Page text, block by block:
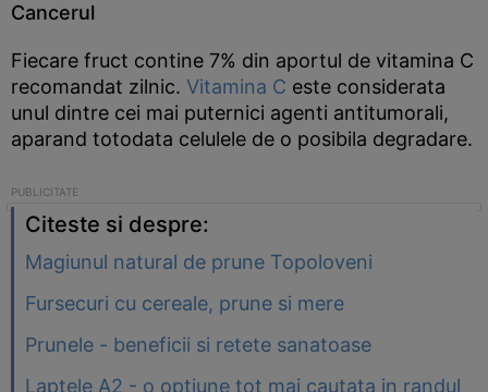
Cancerul
Fiecare fruct contine 7% din aportul de vitamina C
recomandat zilnic. Vitamina C este considerata
unul dintre cei mai puternici agenti antitumorali,
aparand totodata celulele de o posibila degradare.
Citeste si despre:
Magiunul natural de prune Topoloveni
Fursecuri cu cereale, prune si mere
Prunele - beneficii si retete sanatoase
Laptele A2 - o optiune tot mai cautata in randul